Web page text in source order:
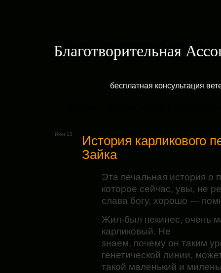
Благотворительная
бесплатная консультация
Июн 13
История карликового
Зайка
Эта печальная история о
которое сейчас, увы, не
слава богу, хорошо —
Жил-был пекинес, очень
карликовый. Не
знаем, почему он таким
генетической линии,
такой маленький и